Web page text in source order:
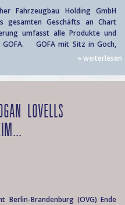
Fahrzeugbau Holding GmbH
gesamten Geschäfts an Chart
umfasst alle Produkte und
GOFA. GOFA mit Sitz in Goch,
» weiterlesen
LOVELLS
Berlin-Brandenburg (OVG) Ende